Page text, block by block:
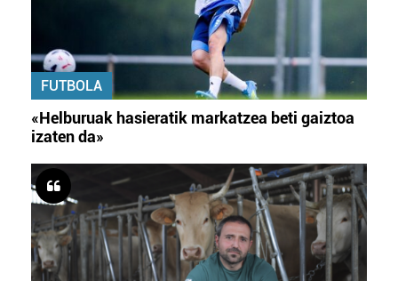
FUTBOLA
«Helburuak hasieratik markatzea beti gaiztoa
izaten da»